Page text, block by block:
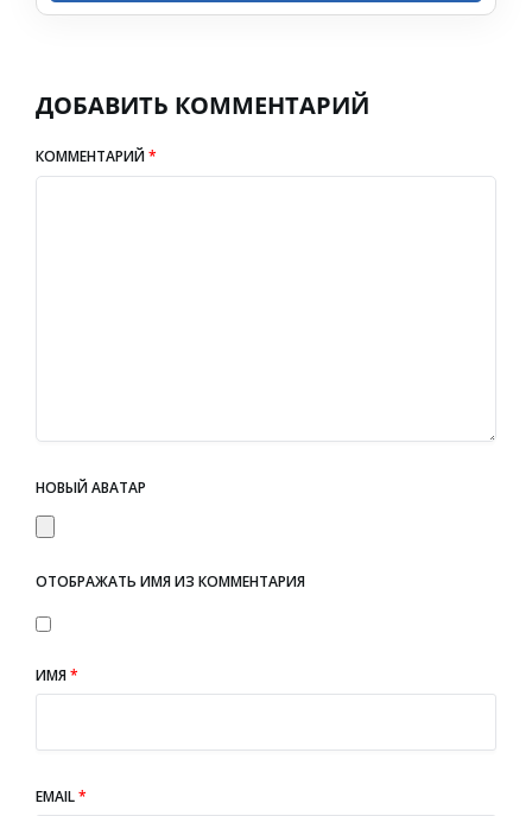
ДОБАВИТЬ КОММЕНТАРИЙ
КОММЕНТАРИЙ*
НОВЫЙ АВАТАР
ОТОБРАЖАТЬ ИМЯ ИЗ КОММЕНТАРИЯ
ИМЯ*
EMAIL*